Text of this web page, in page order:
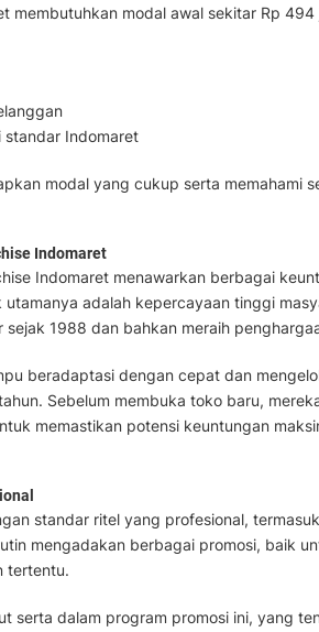
membutuhkan modal awal sekitar Rp 494
standar Indomaret
modal yang cukup serta memahami
Indomaret
Indomaret menawarkan berbagai
utamanya adalah kepercayaan tinggi
1988 dan bahkan meraih
beradaptasi dengan cepat dan
Sebelum membuka toko baru,
memastikan potensi keuntungan
standar ritel yang profesional,
mengadakan berbagai promosi, baik
tertentu.
serta dalam program promosi ini, yang